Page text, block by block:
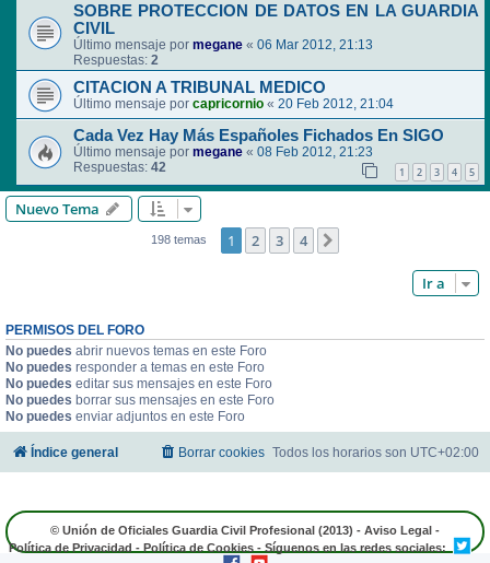
SOBRE PROTECCION DE DATOS EN LA GUARDIA
CIVIL
Último mensaje por megane « 06 Mar 2012, 21:13
Respuestas: 2
CITACION A TRIBUNAL MEDICO
Último mensaje por capricornio « 20 Feb 2012, 21:04
Cada Vez Hay Más Españoles Fichados En SIGO
Último mensaje por megane « 08 Feb 2012, 21:23
Respuestas: 42 1 2 3 4 5
Nuevo Tema
198 temas 1 2 3 4
Ir a
PERMISOS DEL FORO
No puedes abrir nuevos temas en este Foro
No puedes responder a temas en este Foro
No puedes editar sus mensajes en este Foro
No puedes borrar sus mensajes en este Foro
No puedes enviar adjuntos en este Foro
Índice general Todos los horarios son UTC+02:00
Borrar cookies
© Unión de Oficiales Guardia Civil Profesional (2013) - Aviso Legal -
Política de Privacidad-Política de Cookies- Síguenos en las redes sociales: